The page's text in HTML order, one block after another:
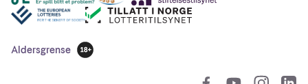
Aldersgrense
18 år